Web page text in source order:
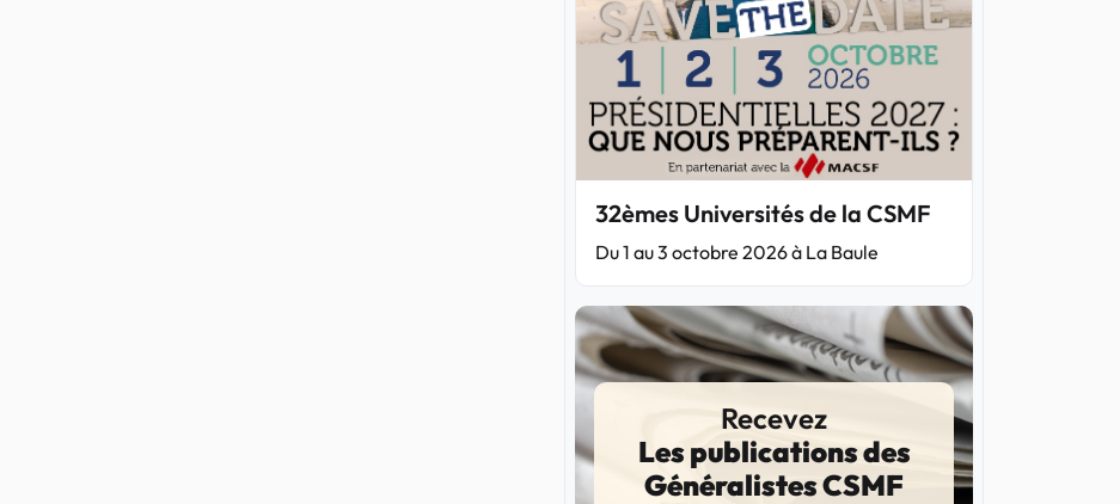
32èmes Universités de la CSMF
Du 1 au 3 octobre 2026 à La Baule
Recevez
Les publications des
Généralistes CSMF